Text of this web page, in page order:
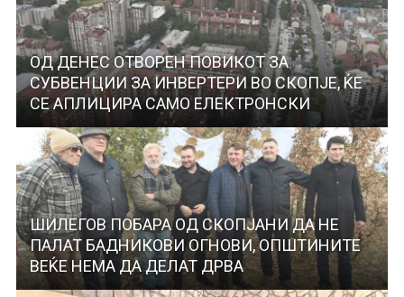
ОД ДЕНЕС ОТВОРЕН ПОВИКОТ ЗА
СУБВЕНЦИИ ЗА ИНВЕРТЕРИ ВО СКОПЈЕ, ЌЕ
СЕ АПЛИЦИРА САМО ЕЛЕКТРОНСКИ
ШИЛЕГОВ ПОБАРА ОД СКОПЈАНИ ДА НЕ
ПАЛАТ БАДНИКОВИ ОГНОВИ, ОПШТИНИТЕ
ВЕЌЕ НЕМА ДА ДЕЛАТ ДРВА